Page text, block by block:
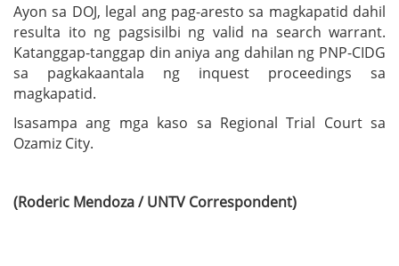
Ayon sa DOJ, legal ang pag-aresto sa magkapatid dahil
resulta ito ng pagsisilbi ng valid na search warrant.
Katanggap-tanggap din aniya ang dahilan ng PNP-CIDG
sa pagkakaantala ng inquest proceedings sa
magkapatid.
Isasampa ang mga kaso sa Regional Trial Court sa
Ozamiz City.
(Roderic Mendoza / UNTV Correspondent)